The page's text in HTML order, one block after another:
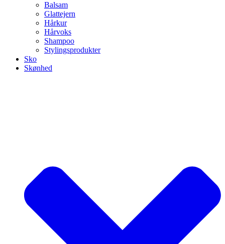
Balsam
Glattejern
Hårkur
Hårvoks
Shampoo
Stylingsprodukter
Sko
Skønhed